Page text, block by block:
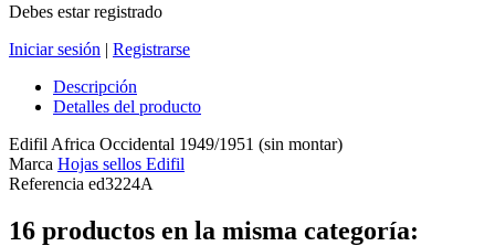
Debes estar registrado
Iniciar sesión | Registrarse
Descripción
Detalles del producto
Edifil Africa Occidental 1949/1951 (sin montar)
Marca Hojas sellos Edifil
Referencia ed3224A
16 productos en la misma categoría: